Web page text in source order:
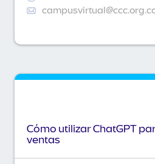
Cómo utilizar ChatGPT
ventas